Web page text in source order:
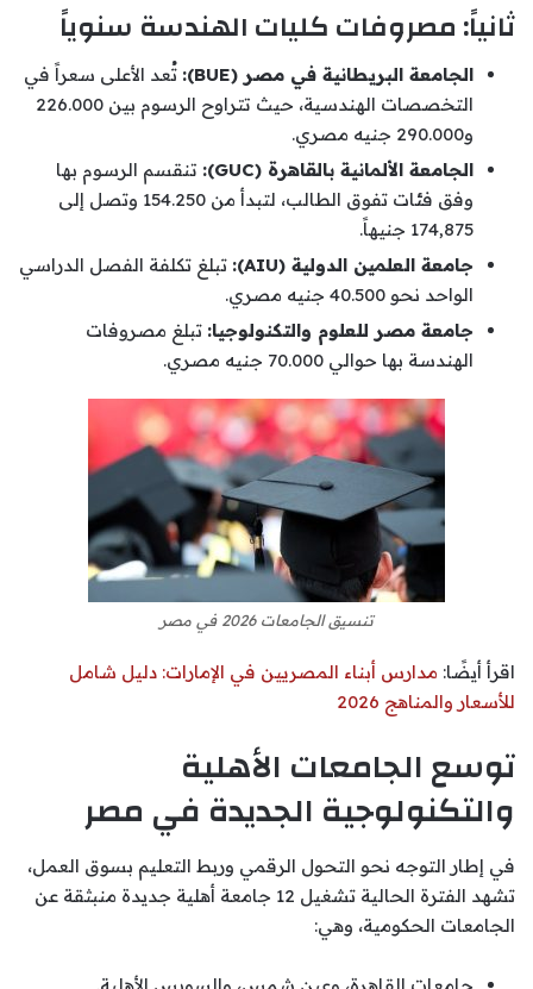
ثانياً: مصروفات كليات الهندسة سنوياً
الجامعة البريطانية في مصر (BUE):
تُعد الأعلى سعراً في
التخصصات الهندسية، حيث تتراوح الرسوم بين 226.000
و290.000 جنيه مصري.
الجامعة الألمانية بالقاهرة (GUC):
تنقسم الرسوم بها
وفق فئات تفوق الطالب، لتبدأ من 154.250 وتصل إلى
174,875 جنيهاً.
جامعة العلمين الدولية (AIU):
تبلغ تكلفة الفصل الدراسي
الواحد نحو 40.500 جنيه مصري.
جامعة مصر للعلوم والتكنولوجيا: تبلغ مصروفات
الهندسة بها حوالي 70.000 جنيه مصري.
تنسيق الجامعات 2026 في مصر
اقرأ أيضًا: مدارس أبناء المصريين في الإمارات: دليل شامل
للأسعار والمناهج 2026
توسع الجامعات الأهلية
والتكنولوجية الجديدة في مصر
في إطار التوجه نحو التحول الرقمي وربط التعليم بسوق العمل،
تشهد الفترة الحالية تشغيل 12 جامعة أهلية جديدة منبثقة عن
الجامعات الحكومية، وهي:
جامعات القاهرة، وعين شمس، والسويس الأهلية.